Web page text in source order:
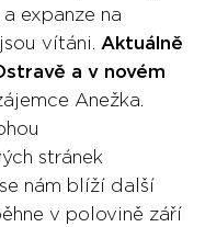
expanze na
vítáni. Aktuálně
a v novém
Anežka.
stránek
nám blíží další
v polovině září